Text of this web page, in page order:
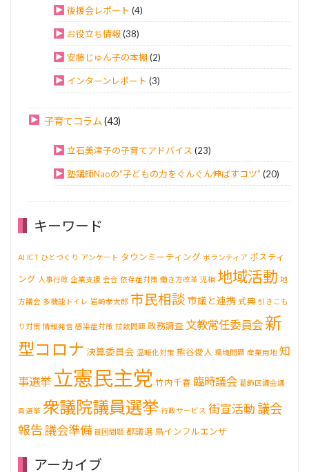
後援会レポート (4)
お役立ち情報(38)
安藤じゅん子の本棚(2)
インターンレポート (3)
子育てコラム (43)
立石美津子の子育てアドバイス (23)
塾講師Naoの“子どもの力をぐんぐん伸ばすコツ” (20)
キーワード
AI ICT ひとづくり アンケート タウンミーティング ボランティア ポスティ
ング 人事行政 企業支援 会合 依存症対策 働き方改革 児相 地域活動 地
方議会 多機能トイレ 岩崎孝太郎 市民相談 市議と連携 式典 引きこも
り対策 情報発信 感染症対策 拉致問題 政務調査 文教常任委員会 新
型コロナ 決算委員会 温暖化対策 熊谷俊人 環境問題 産業用地 知
事選挙 立憲民主党 竹内千春 臨時議会 葛飾区議会議
員選挙 衆議院議員選挙 行政サービス 街宣活動 議会
報告議会準備 貧困問題 都議選 鳥インフルエンザ
アーカイブ